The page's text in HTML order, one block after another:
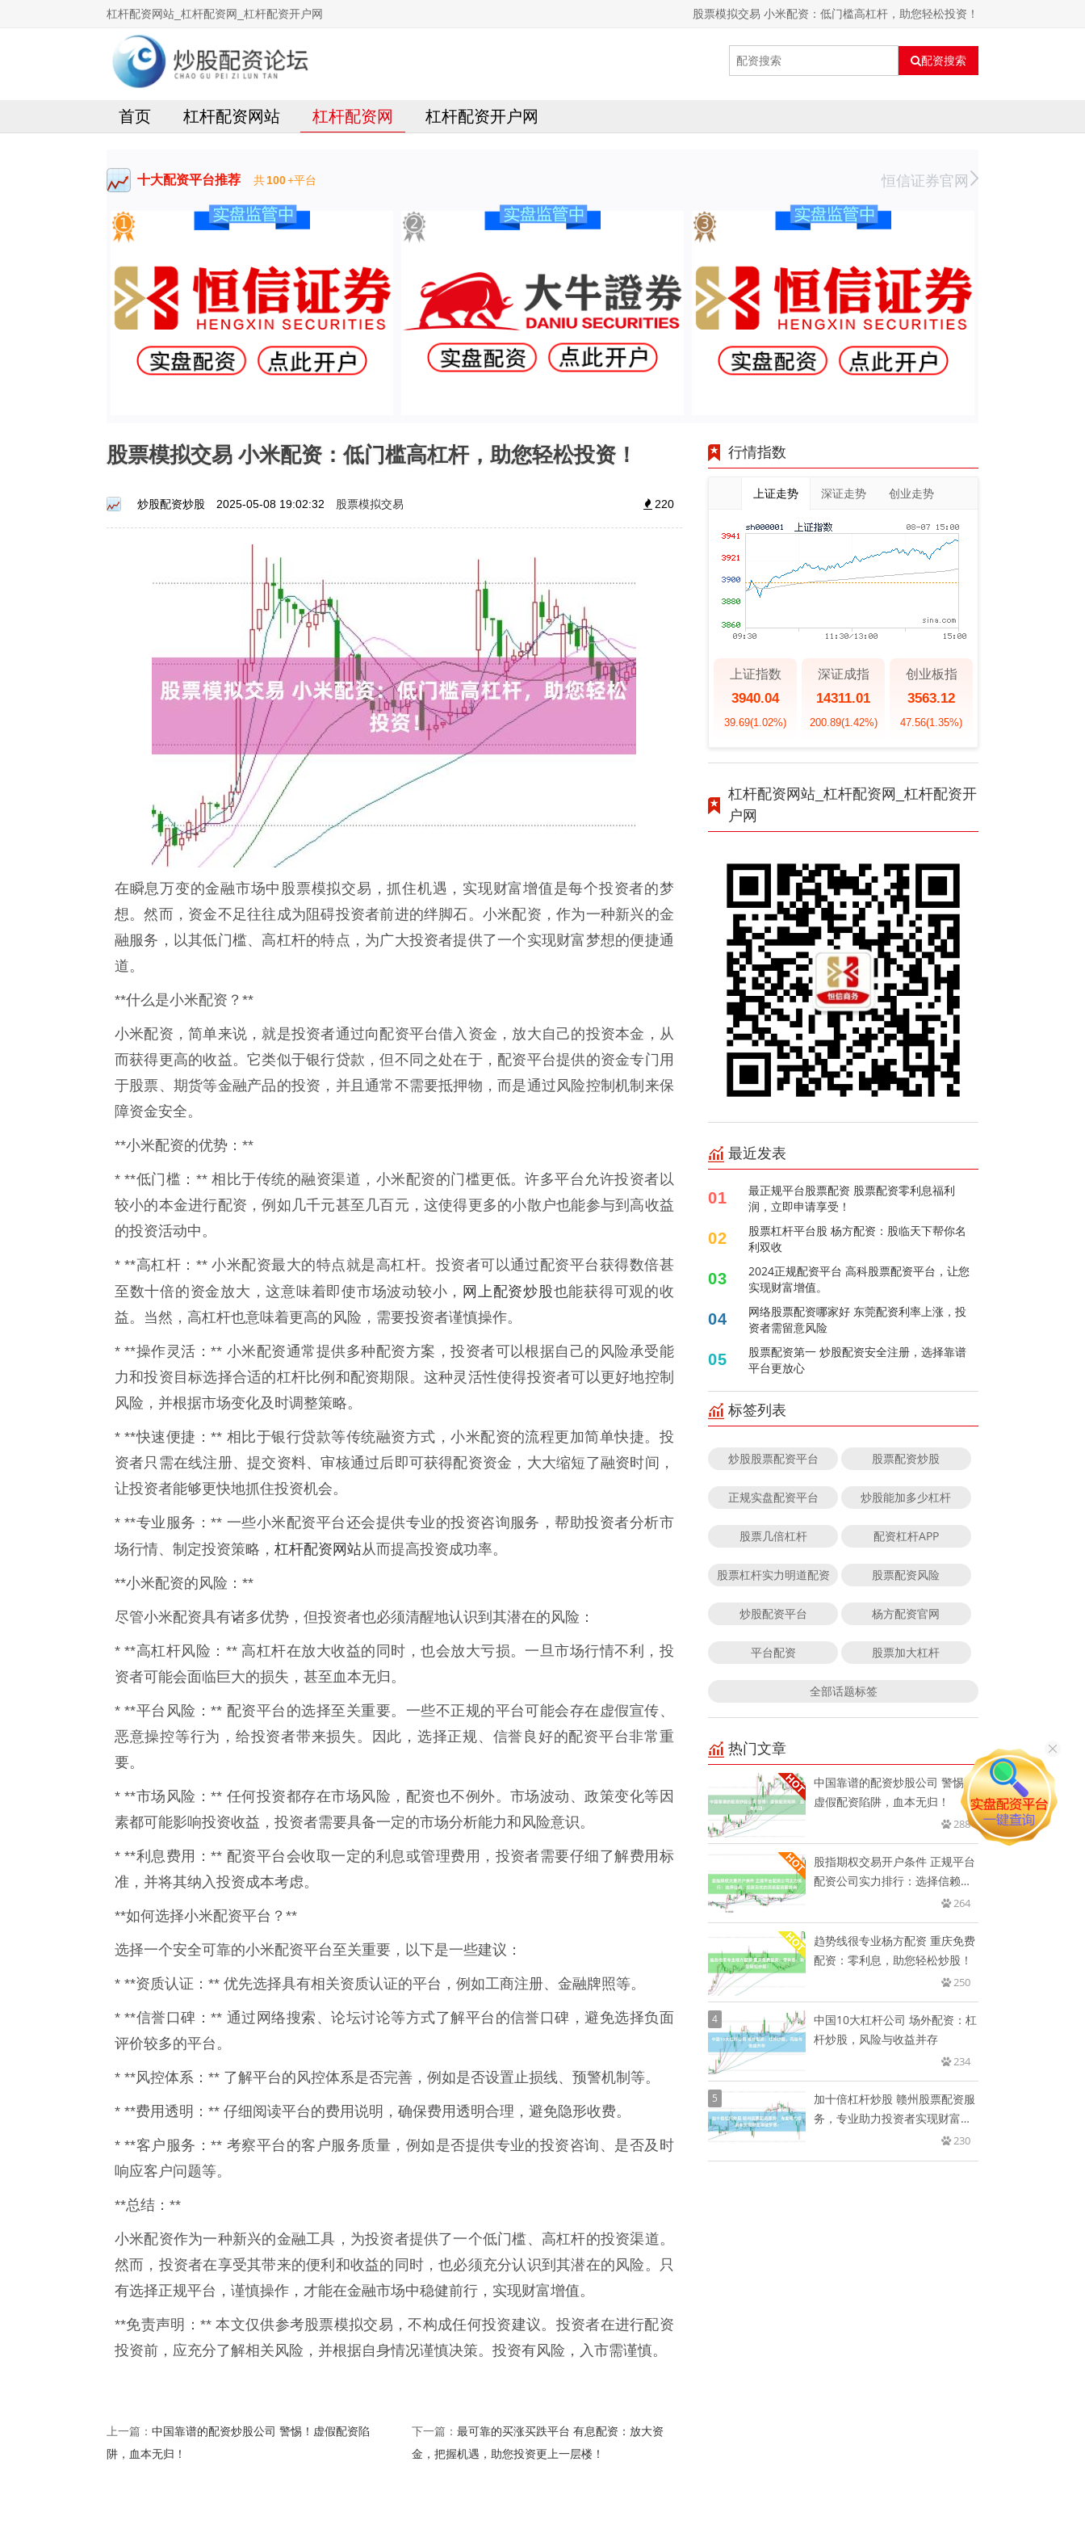
杠杆配资网站_杠杆配资网_杠杆配资开户网 股票模拟交易 小米配资：低门槛高杠杆，助您轻松投资！
配资搜索
首页 杠杆配资网站 杠杆配资网 杠杆配资开户网
十大配资平台推荐 共100+平台 恒信证券官网
股票模拟交易 小米配资：低门槛高杠杆，助您轻松投资！
炒股配资炒股 2025-05-08 19:02:32 股票模拟交易 220
在瞬息万变的金融市场中股票模拟交易，抓住机遇，实现财富增值是每个投资者的梦
想。然而，资金不足往往成为阻碍投资者前进的绊脚石。小米配资，作为一种新兴的金
融服务，以其低门槛、高杠杆的特点，为广大投资者提供了一个实现财富梦想的便捷通
道。
**什么是小米配资？**
小米配资，简单来说，就是投资者通过向配资平台借入资金，放大自己的投资本金，从
而获得更高的收益。它类似于银行贷款，但不同之处在于，配资平台提供的资金专门用
于股票、期货等金融产品的投资，并且通常不需要抵押物，而是通过风险控制机制来保
障资金安全。
**小米配资的优势：**
* **低门槛：** 相比于传统的融资渠道，小米配资的门槛更低。许多平台允许投资者以
较小的本金进行配资，例如几千元甚至几百元，这使得更多的小散户也能参与到高收益
的投资活动中。
* **高杠杆：** 小米配资最大的特点就是高杠杆。投资者可以通过配资平台获得数倍甚
至数十倍的资金放大，这意味着即使市场波动较小， 网上配资炒股也能获得可观的收
益。当然，高杠杆也意味着更高的风险，需要投资者谨慎操作。
* **操作灵活：** 小米配资通常提供多种配资方案，投资者可以根据自己的风险承受能
力和投资目标选择合适的杠杆比例和配资期限。这种灵活性使得投资者可以更好地控制
风险，并根据市场变化及时调整策略。
* **快速便捷：** 相比于银行贷款等传统融资方式，小米配资的流程更加简单快捷。投
资者只需在线注册、提交资料、审核通过后即可获得配资资金，大大缩短了融资时间，
让投资者能够更快地抓住投资机会。
* **专业服务：** 一些小米配资平台还会提供专业的投资咨询服务，帮助投资者分析市
场行情、制定投资策略， 杠杆配资网站从而提高投资成功率。
**小米配资的风险：**
尽管小米配资具有诸多优势，但投资者也必须清醒地认识到其潜在的风险：
* **高杠杆风险：** 高杠杆在放大收益的同时，也会放大亏损。一旦市场行情不利，投
资者可能会面临巨大的损失，甚至血本无归。
* **平台风险：** 配资平台的选择至关重要。一些不正规的平台可能会存在虚假宣传、
恶意操控等行为，给投资者带来损失。因此，选择正规、信誉良好的配资平台非常重
要。
* **市场风险：** 任何投资都存在市场风险，配资也不例外。市场波动、政策变化等因
素都可能影响投资收益，投资者需要具备一定的市场分析能力和风险意识。
* **利息费用：** 配资平台会收取一定的利息或管理费用，投资者需要仔细了解费用标
准，并将其纳入投资成本考虑。
**如何选择小米配资平台？**
选择一个安全可靠的小米配资平台至关重要，以下是一些建议：
* **资质认证：** 优先选择具有相关资质认证的平台，例如工商注册、金融牌照等。
* **信誉口碑：** 通过网络搜索、论坛讨论等方式了解平台的信誉口碑，避免选择负面
评价较多的平台。
* **风控体系：** 了解平台的风控体系是否完善，例如是否设置止损线、预警机制等。
* **费用透明：** 仔细阅读平台的费用说明，确保费用透明合理，避免隐形收费。
* **客户服务：** 考察平台的客户服务质量，例如是否提供专业的投资咨询、是否及时
响应客户问题等。
**总结：**
小米配资作为一种新兴的金融工具，为投资者提供了一个低门槛、高杠杆的投资渠道。
然而，投资者在享受其带来的便利和收益的同时，也必须充分认识到其潜在的风险。只
有选择正规平台，谨慎操作，才能在金融市场中稳健前行，实现财富增值。
**免责声明：** 本文仅供参考股票模拟交易，不构成任何投资建议。投资者在进行配资
投资前，应充分了解相关风险，并根据自身情况谨慎决策。投资有风险，入市需谨慎。
上一篇： 中国靠谱的配资炒股公司 警惕！虚假配资陷
阱，血本无归！
下一篇： 最可靠的买涨买跌平台 有息配资：放大资
金，把握机遇，助您投资更上一层楼！
行情指数
上证走势 深证走势 创业走势
上证指数
3940.04
39.69(1.02%)
深证成指
14311.01
200.89(1.42%)
创业板指
3563.12
47.56(1.35%)
杠杆配资网站_杠杆配资网_杠杆配资开
户网
最近发表
01
最正规平台股票配资 股票配资零利息福利
润，立即申请享受！
02
股票杠杆平台股 杨方配资：股临天下帮你名
利双收
03
2024正规配资平台 高科股票配资平台，让您
实现财富增值。
04
网络股票配资哪家好 东莞配资利率上涨，投
资者需留意风险
05
股票配资第一 炒股配资安全注册，选择靠谱
平台更放心
标签列表
炒股股票配资平台 股票配资炒股
正规实盘配资平台 炒股能加多少杠杆
股票几倍杠杆 配资杠杆APP
股票杠杆实力明道配资 股票配资风险
炒股配资平台 杨方配资官网
平台配资 股票加大杠杆
全部话题标签
热门文章
中国靠谱的配资炒股公司 警惕！
虚假配资陷阱，血本无归！
288
股指期权交易开户条件 正规平台
配资公司实力排行：选择信赖，
264
趋势线很专业杨方配资 重庆免费
配资：零利息，助您轻松炒股！
250
4
中国10大杠杆公司 场外配资：杠
杆炒股，风险与收益并存
234
5
加十倍杠杆炒股 赣州股票配资服
务，专业助力投资者实现财富增
230